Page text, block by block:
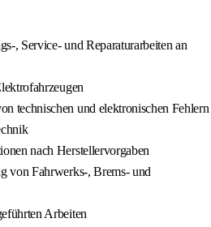
, Service- und Reparaturarbeiten an
technischen und elektronischen Fehlern
nach Herstellervorgaben
von Fahrwerks-, Brems- und
Arbeiten